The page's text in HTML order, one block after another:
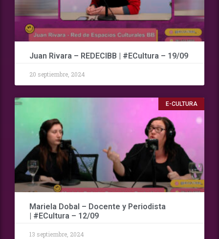
Juan Rivara – REDECIBB | #ECultura – 19/09
20 septiembre, 2024
E-CULTURA
Mariela Dobal – Docente y Periodista
| #ECultura – 12/09
13 septiembre, 2024